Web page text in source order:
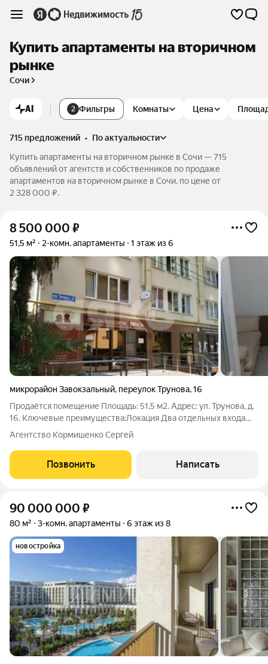
Купить апартаменты на вторичном
рынке
Сочи
AI 2 Фильтры Комнаты Цена
715 предложений •
по актуальности
Купить апартаменты на вторичном рынке в Сочи — 715
объявлений от агентств и собственников по продаже
апартаментов на вторичном рынке в Сочи. по цене от
2 328 000 ₽.
8 500 000 ₽
51,5 м² 2-комн. апартаменты 1 этаж из 6
микрорайон Завокзальный, переулок Трунова,16
Продаётся помещение Площадь: 51,5 м2. Адрес: ул. Трунова, д.
16. Ключевые преимущества:Локация Два отдельных входа
удобство для организации разных зон или нескольких
арендаторов. Прямой подъезд на автомобиле к одному из
входов через гараж идеально
Агентство Кормишенко Сергей
Позвонить Написать
90 000 000 ₽
80 м² 3-комн. апартаменты 6 этаж из 8
новостройка